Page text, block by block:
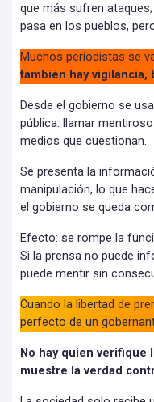
que más sufren
pasa en los pueblos,
Muchos periodistas se
también hay vigilancia,
Desde el gobierno se
pública: llamar
medios que cuestionan.
Se presenta la
manipulación, lo que
el gobierno se queda
Efecto: se rompe la
Si la prensa no puede
puede mentir sin
Cuando la libertad de
perfecto de un
No hay quien verifique
muestre la verdad